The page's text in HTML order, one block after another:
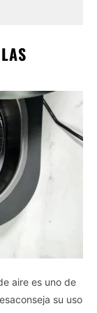
aire es uno de
su uso